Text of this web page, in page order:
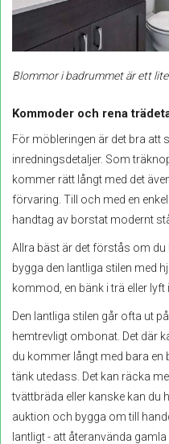
Blommor i badrummet är ett
Kommoder och rena
För möbleringen är det bra att
inredningsdetaljer. Som
kommer rätt långt med det
förvaring. Till och med en
handtag av borstat modernt
Allra bäst är det förstås om
bygga den lantliga stilen med
kommod, en bänk i trä eller lyft
Den lantliga stilen går ofta ut
hemtrevligt ombonat. Det där
du kommer långt med bara en
tänk utedass. Det kan räcka
tvättbräda eller kanske kan du
auktion och bygga om till
lantligt - att återanvända